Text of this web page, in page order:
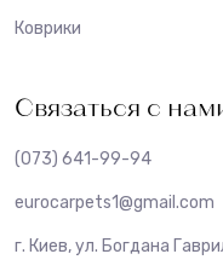
Коврики
Связаться с
(073) 641-99-94
eurocarpets1@gmail.com
г. Киев, ул. Богдана